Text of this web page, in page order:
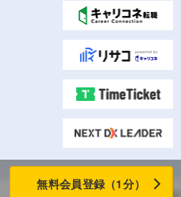
Copyright (C)
無料会員登録（1分）